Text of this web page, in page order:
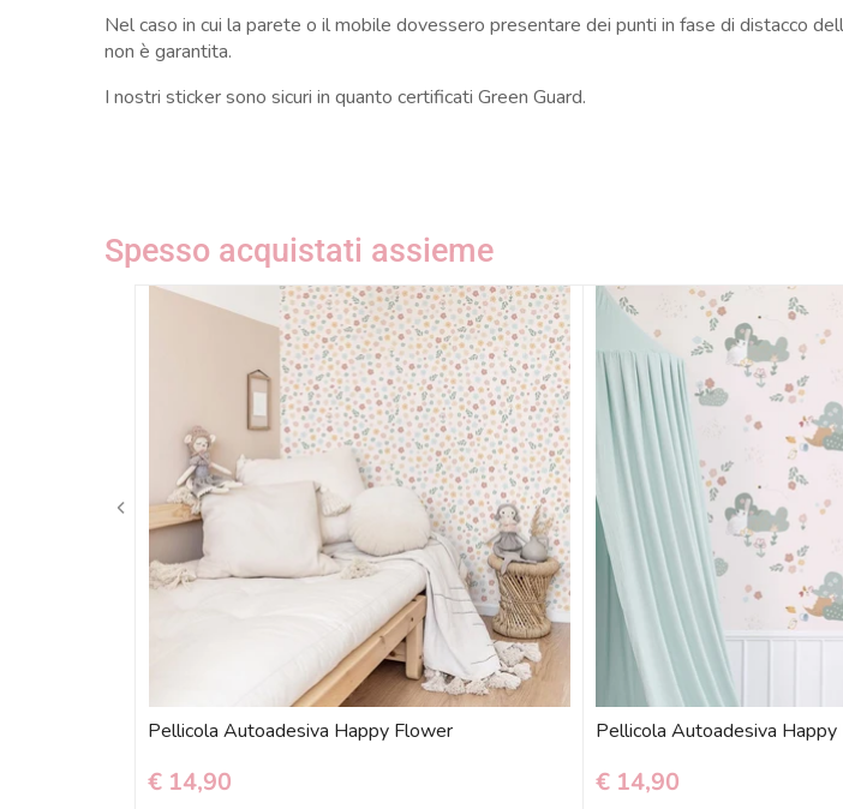
Nel caso in cui la parete o il mobile dovessero presentare dei punti in fase di distacco
non è garantita.
I nostri sticker sono sicuri in quanto certificati Green Guard.
Spesso acquistati assieme
Pellicola Autoadesiva Happy Flower
€ 14,90
Pellicola Autoadesiva Happy
€ 14,90